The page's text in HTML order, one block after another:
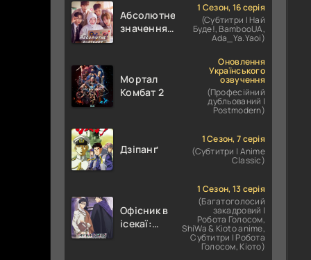
Абсолютне
значення
романтики
1 Сезон, 16 серія
(Субтитри | Най
Буде!, BambooUA,
Ada_Ya.Yaoi)
Мортал
Комбат 2
Оновлення
Українського
озвучення
(Професійний
дубльований |
Postmodern)
Дзіпанґ
1 Сезон, 7 серія
(Субтитри | Anime
Classic)
Офісник в
ісекаї:
1 Сезон, 13 серія
(Багатоголосий
закадровий |
Робота Голосом,
ShiWa & Kioto anime,
Субтитри | Робота
Голосом, Кіото)